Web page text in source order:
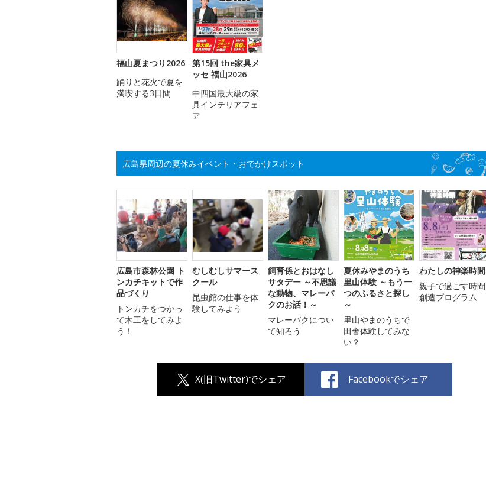
福山夏まつり2026
踊りと花火で夏を
満喫する3日間
第15回 the家具メ
ッセ 福山2026
中四国最大級の家
具インテリアフェ
ア
広島県周辺の夏休みイベント・おでかけスポット
広島市森林公園 ト
ンカチキットで作
品づくり
トンカチをつかっ
て木工をしてみよ
う！
むしむしサマース
クール
昆虫館の仕事を体
験してみよう
飼育係とおはなし
サタデー ～不思議
な動物、マレーバ
クのお話！～
マレーバクについ
て知ろう
夏休みやまのうち
里山体験 ～もう一
つのふるさと探し
～
里山やまのうちで
田舎体験してみな
い？
わたしの神楽時間
親子で過ごす時間
創造プログラム
X(旧Twitter)でシェア Facebookでシェア